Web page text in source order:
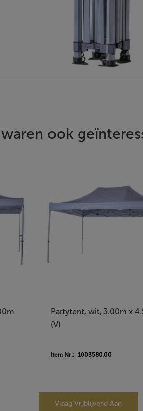
ook
Partytent, wit, 3.00m x
(V)
Item Nr.: 1003580.00
Vraag Vrijblijvend Aan